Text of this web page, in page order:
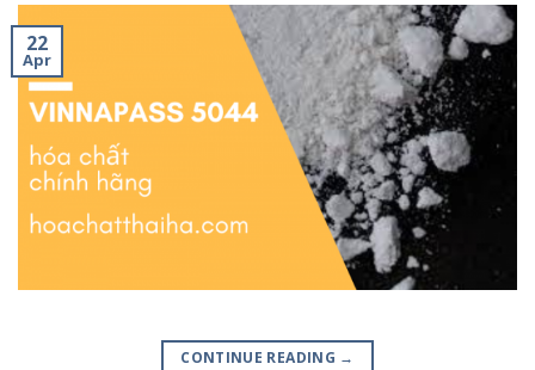
22
Apr
CONTINUE READING →